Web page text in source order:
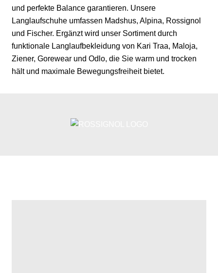
und perfekte Balance garantieren. Unsere
Langlaufschuhe umfassen Madshus, Alpina, Rossignol
und Fischer. Ergänzt wird unser Sortiment durch
funktionale Langlaufbekleidung von Kari Traa, Maloja,
Ziener, Gorewear und Odlo, die Sie warm und trocken
hält und maximale Bewegungsfreiheit bietet.